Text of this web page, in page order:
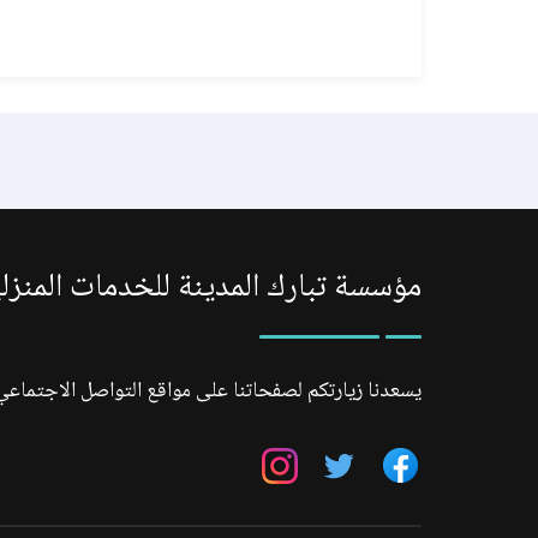
مؤسسة تبارك المدينة للخدمات
يسعدنا زيارتكم لصفحاتنا على مواقع التواصل
تابعنا
فيسبوك
تابعنا
على
تويتر
تابعنا
انستجرام